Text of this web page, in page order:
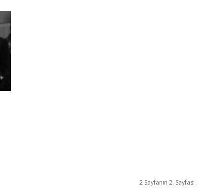
2 Sayfanın 2. Sayfası